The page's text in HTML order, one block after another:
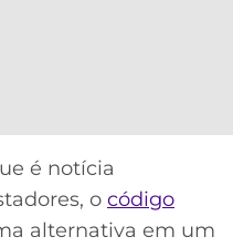
é notícia
o código
alternativa em um